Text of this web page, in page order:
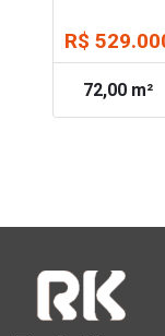
R$
72,00 m²